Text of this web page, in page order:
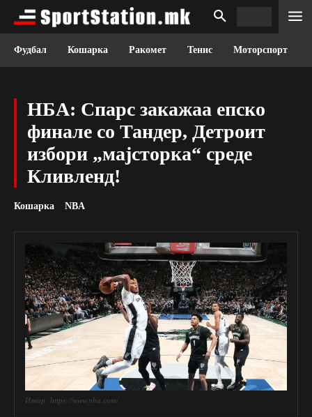
Фудбал Кошарка Ракомет Тенис Моторспорт
НБА: Спарс закажаа епско
финале со Тандер, Детроит
избори „мајсторка“ среде
Кливленд!
Кошарка NBA
Извор: https://www.nba.com/